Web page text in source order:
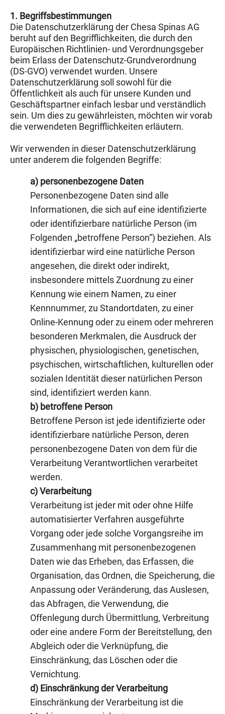
1. Begriffsbestimmungen
Die Datenschutzerklärung der Chesa Spinas AG
beruht auf den Begrifflichkeiten, die durch den
Europäischen Richtlinien- und Verordnungsgeber
beim Erlass der Datenschutz-Grundverordnung
(DS-GVO) verwendet wurden. Unsere
Datenschutzerklärung soll sowohl für die
Öffentlichkeit als auch für unsere Kunden und
Geschäftspartner einfach lesbar und verständlich
sein. Um dies zu gewährleisten, möchten wir vorab
die verwendeten Begrifflichkeiten erläutern.
Wir verwenden in dieser Datenschutzerklärung
unter anderem die folgenden Begriffe:
a) personenbezogene Daten
Personenbezogene Daten sind alle
Informationen, die sich auf eine identifizierte
oder identifizierbare natürliche Person (im
Folgenden „betroffene Person“) beziehen. Als
identifizierbar wird eine natürliche Person
angesehen, die direkt oder indirekt,
insbesondere mittels Zuordnung zu einer
Kennung wie einem Namen, zu einer
Kennnummer, zu Standortdaten, zu einer
Online-Kennung oder zu einem oder mehreren
besonderen Merkmalen, die Ausdruck der
physischen, physiologischen, genetischen,
psychischen, wirtschaftlichen, kulturellen oder
sozialen Identität dieser natürlichen Person
sind, identifiziert werden kann.
b) betroffene Person
Betroffene Person ist jede identifizierte oder
identifizierbare natürliche Person, deren
personenbezogene Daten von dem für die
Verarbeitung Verantwortlichen verarbeitet
werden.
c) Verarbeitung
Verarbeitung ist jeder mit oder ohne Hilfe
automatisierter Verfahren ausgeführte
Vorgang oder jede solche Vorgangsreihe im
Zusammenhang mit personenbezogenen
Daten wie das Erheben, das Erfassen, die
Organisation, das Ordnen, die Speicherung, die
Anpassung oder Veränderung, das Auslesen,
das Abfragen, die Verwendung, die
Offenlegung durch Übermittlung, Verbreitung
oder eine andere Form der Bereitstellung, den
Abgleich oder die Verknüpfung, die
Einschränkung, das Löschen oder die
Vernichtung.
d) Einschränkung der Verarbeitung
Einschränkung der Verarbeitung ist die